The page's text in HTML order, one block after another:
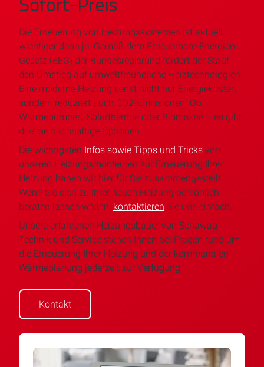
Die Erneuerung von Heizungssystemen ist aktuell
wichtiger denn je. Gemäß dem Erneuerbare-Energien-
Gesetz (EEG) der Bundesregierung fördert der Staat
den Umstieg auf umweltfreundliche Heiztechnologien.
Eine moderne Heizung senkt nicht nur Energiekosten,
sondern reduziert auch CO2-Emissionen. Ob
Wärmepumpen, Solarthermie oder Biomasse – es gibt
diverse nachhaltige Optionen.
Die wichtigsten Infos sowie Tipps und Tricks von
unseren Heizungsmonteuren zur Erneuerung Ihrer
Heizung haben wir hier für Sie zusammengestellt.
Wenn Sie sich zu Ihrer neuen Heizung persönlich
beraten lassen wollen, kontaktieren Sie uns einfach.
Unsere erfahrenen Heizungsbauer von Schawag
Technik und Service stehen Ihnen bei Fragen rund um
die Erneuerung Ihrer Heizung und der kommunalen
Wärmeplanung jederzeit zur Verfügung.
Kontakt